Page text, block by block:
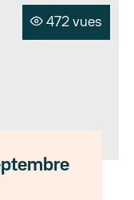
472 vues